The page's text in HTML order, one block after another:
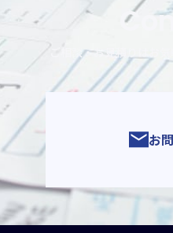
ご相談・お見積りはお
お